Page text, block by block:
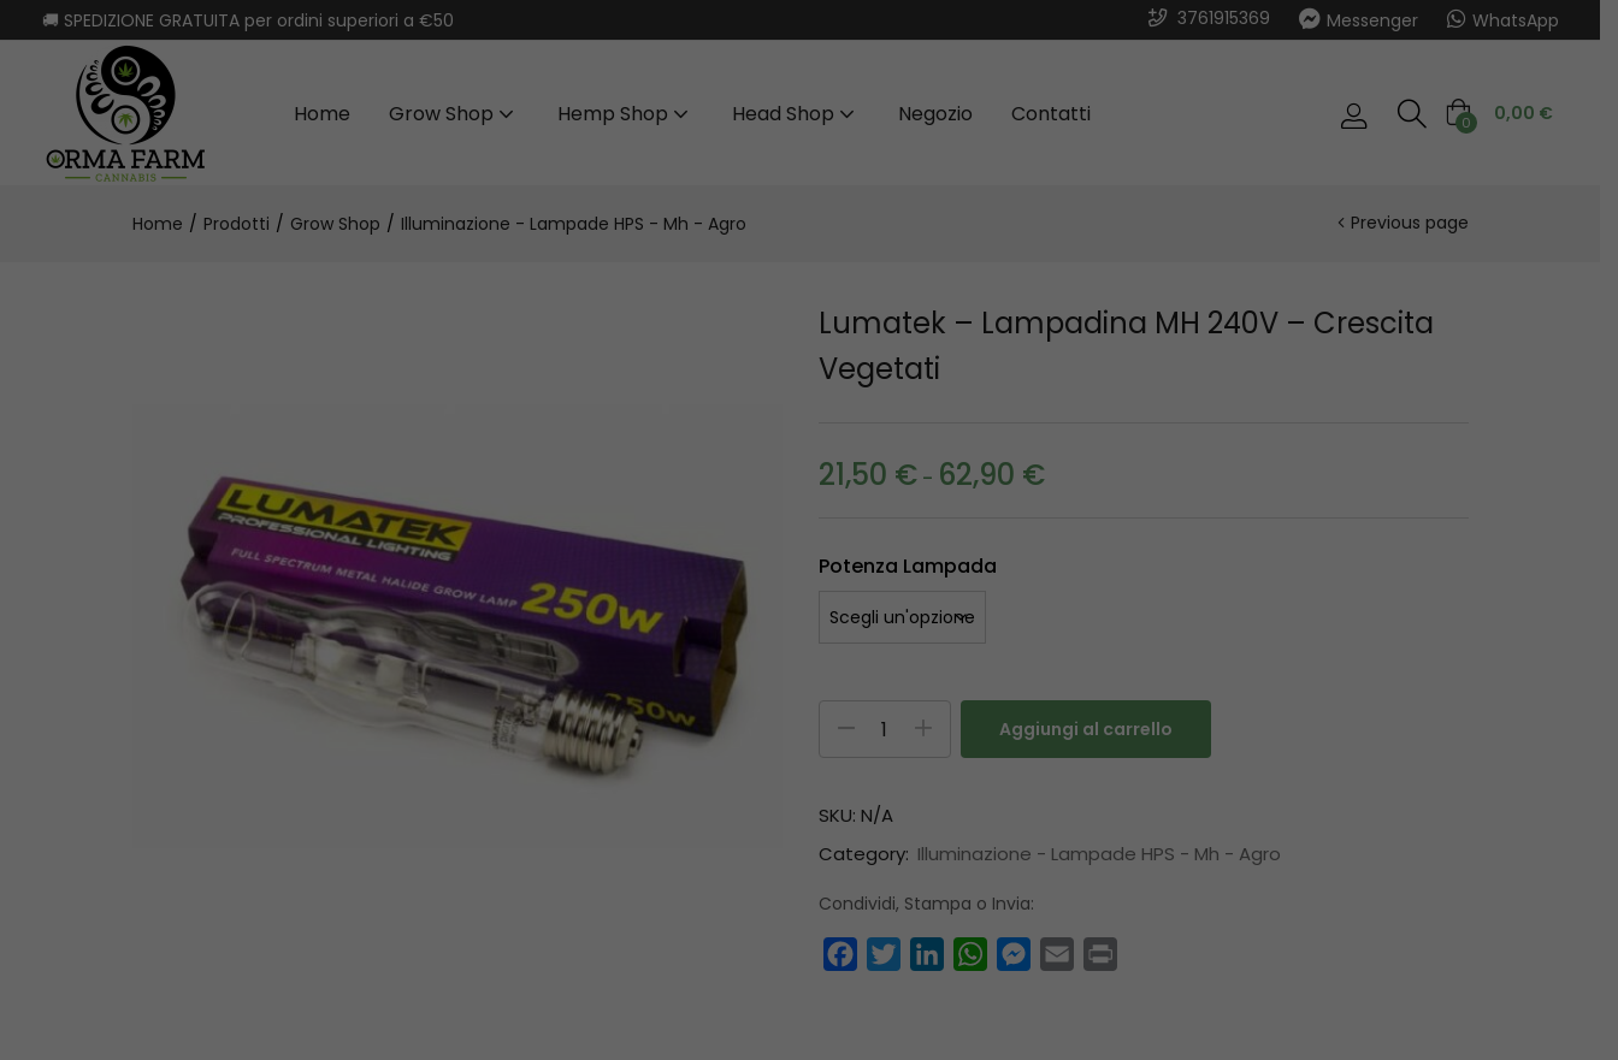
🚚 SPEDIZIONE GRATUITA per ordini superiori a €50 3761915369 Messenger WhatsApp
Home Grow Shop Hemp Shop Head Shop Negozio Contatti 0 0,00 €
Home Prodotti Grow Shop Illuminazione - Lampade HPS - Mh - Agro Previous page
Lumatek – Lampadina MH 240V – Crescita
Vegetati
21,50 € - 62,90 €
Potenza Lampada
Aggiungi al carrello
SKU: N/A
Category: Illuminazione - Lampade HPS - Mh - Agro
Condividi, Stampa o Invia:
FacebookTwitterLinkedInWhatsAppMessenger
Email